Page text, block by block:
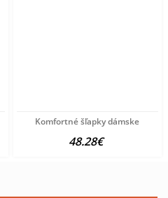
Komfortné šľapky dámske
48.28€